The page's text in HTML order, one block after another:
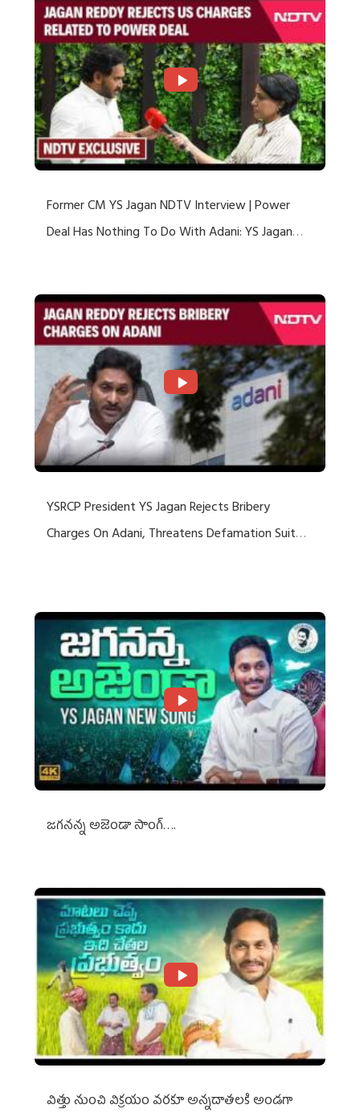
Former CM YS Jagan NDTV Interview | Power
Deal Has Nothing To Do With Adani: YS Jagan
YSRCP President YS Jagan Rejects Bribery
Charges On Adani, Threatens Defamation Suit
జగనన్న అజెండా సాంగ్….
విత్తు నుంచి విక్రయం వరకూ అన్నదాతలకి అండగా